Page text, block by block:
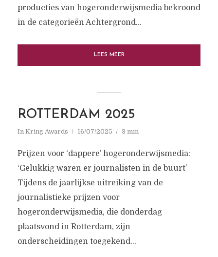
DE KRING VAN
HOGERONDERWIJSMEDIA
samenwerkingsverband van onafhankelijke
journalistieke nieuwsmedia binnen
solidariteit in de
producties van hogeronderwijsmedia bekroond
in de categorieën Achtergrond...
LEES MEER
ROTTERDAM 2025
In Kring Awards 16/07/2025 3 min
Prijzen voor ‘dappere’ hogeronderwijsmedia:
‘Gelukkig waren er journalisten in de buurt’
Tijdens de jaarlijkse uitreiking van de
journalistieke prijzen voor
hogeronderwijsmedia, die donderdag
plaatsvond in Rotterdam, zijn
onderscheidingen toegekend...